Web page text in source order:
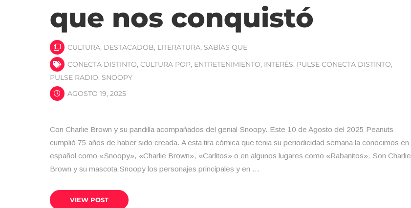
que nos conquistó
CULTURA, DESTACADOB, LITERATURA, SABÍAS QUE
CONECTA DISTINTO, CULTURA POP, ENTRETENIMIENTO, INTERÉS, PULSE CONECTA DISTINTO,
PULSE RADIO, SNOOPY
AGOSTO 19, 2025
Con Charlie Brown y su pandilla acompañados del genial Snoopy. Este 10 de Agosto del 2025 Peanuts
cumplió 75 años de haber sido creada. A esta tira cómica que tenia su periodicidad semana la conocimos en
español como «Snoopy», «Charlie Brown», «Carlitos» o en algunos lugares como «Rabanitos». Son Charlie
Brown y su mascota Snoopy los personajes principales y en …
VIEW POST